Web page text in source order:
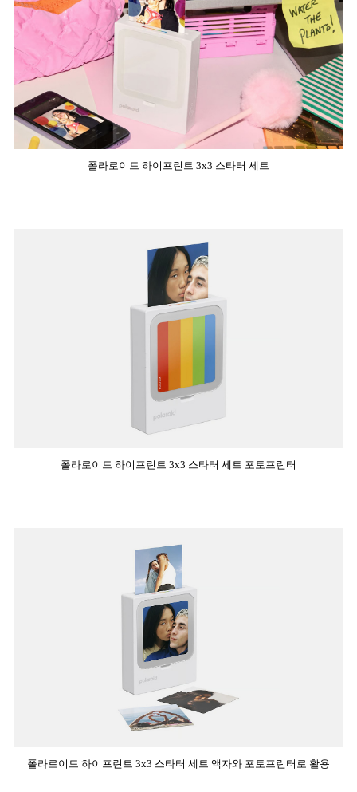
폴라로이드 하이프린트 3x3 스타터 세트
폴라로이드 하이프린트 3x3 스타터 세트 포토프린터
폴라로이드 하이프린트 3x3 스타터 세트 액자와 포토프린터로 활용